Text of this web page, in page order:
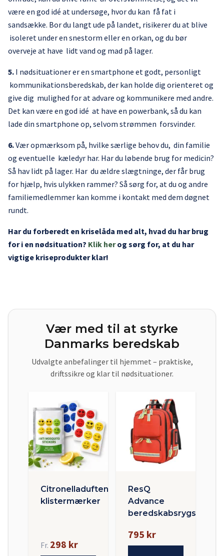
være en god idé at undersøge, hvor du kan få fat i
sandsække. Bor du langt ude på landet, risikerer du at blive
isoleret under en snestorm eller en orkan, og du bør
overveje at have lidt vand og mad på lager.
5. I nødsituationer er en smartphone et godt, personligt
kommunikationsberedskab, der kan holde dig orienteret og
give dig mulighed for at advare og kommunikere med andre.
Det kan være en god idé at have en powerbank, så du kan
lade din smartphone op, selvom strømmen forsvinder.
6.Vær opmærksom på, hvilke særlige behov du, din familie
og eventuelle kæledyr har. Har du løbende brug for medicin?
Så hav lidt på lager. Har du ældre slægtninge, der får brug
for hjælp, hvis ulykken rammer? Så sørg for, at du og andre
familiemedlemmer kan komme i kontakt med dem døgnet
rundt.
Har du forberedt en kriselåda med alt, hvad du har brug
for i en nødsituation? Klik herog sørg for, at du har
vigtige kriseprodukter klar!
Vær med til at styrke
Danmarks beredskab
Udvalgte anbefalinger til hjemmet – praktiske,
driftssikre og klar til nødsituationer.
Citronelladuftende
klistermærker
Fr. 298 kr
ResQ
Advance
beredskabsrygsæk
795 kr